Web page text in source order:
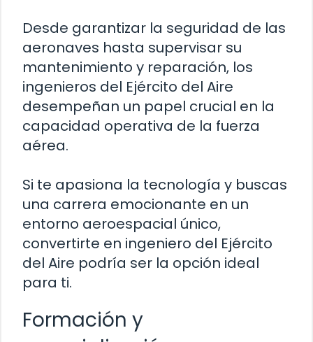
Desde garantizar la seguridad de las
aeronaves hasta supervisar su
mantenimiento y reparación, los
ingenieros del Ejército del Aire
desempeñan un papel crucial en la
capacidad operativa de la fuerza
aérea.
Si te apasiona la tecnología y buscas
una carrera emocionante en un
entorno aeroespacial único,
convertirte en ingeniero del Ejército
del Aire podría ser la opción ideal
para ti.
Formación y